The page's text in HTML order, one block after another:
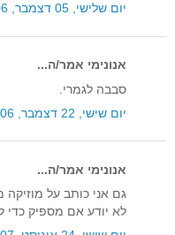
יום שלישי, 05 דצמבר, 2006
אנונימי אמר/ה...
סבבה לגמרי.
יום שישי, 22 דצמבר, 2006
אנונימי אמר/ה...
גם אני כותב על מוזיקה
לא יודע אם מספיק כדי